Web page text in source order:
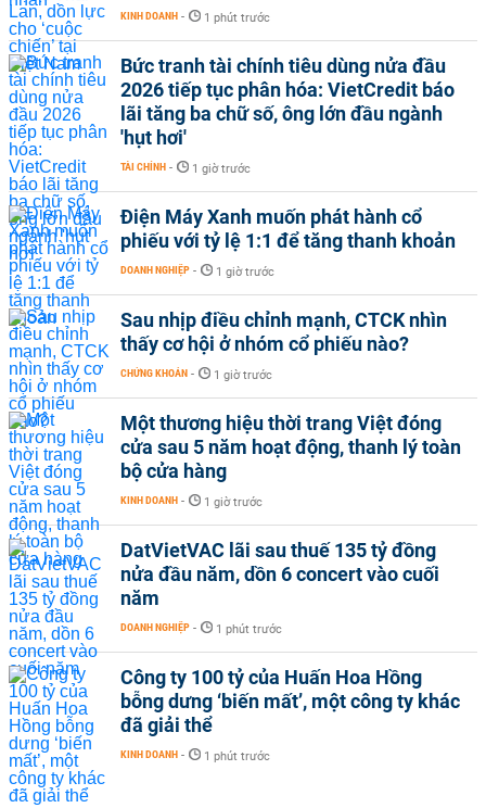
KINH DOANH - 1 phút trước
Bức tranh tài chính tiêu dùng nửa đầu
2026 tiếp tục phân hóa: VietCredit báo
lãi tăng ba chữ số, ông lớn đầu ngành
'hụt hơi'
TÀI CHÍNH - 1 giờ trước
Điện Máy Xanh muốn phát hành cổ
phiếu với tỷ lệ 1:1 để tăng thanh khoản
DOANH NGHIỆP - 1 giờ trước
Sau nhịp điều chỉnh mạnh, CTCK nhìn
thấy cơ hội ở nhóm cổ phiếu nào?
CHỨNG KHOÁN - 1 giờ trước
Một thương hiệu thời trang Việt đóng
cửa sau 5 năm hoạt động, thanh lý toàn
bộ cửa hàng
KINH DOANH - 1 giờ trước
DatVietVAC lãi sau thuế 135 tỷ đồng
nửa đầu năm, dồn 6 concert vào cuối
năm
DOANH NGHIỆP - 1 phút trước
Công ty 100 tỷ của Huấn Hoa Hồng
bỗng dưng ‘biến mất’, một công ty khác
đã giải thể
KINH DOANH - 1 phút trước